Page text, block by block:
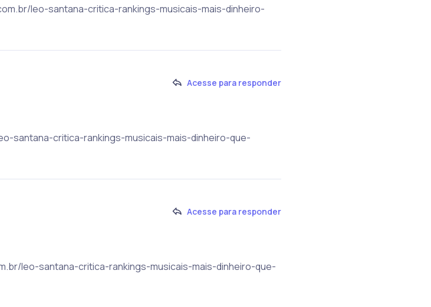
leo-santana-critica-rankings-musicais-mais-dinheiro-
Acesse para responder
santana-critica-rankings-musicais-mais-dinheiro-que-
Acesse para responder
leo-santana-critica-rankings-musicais-mais-dinheiro-que-